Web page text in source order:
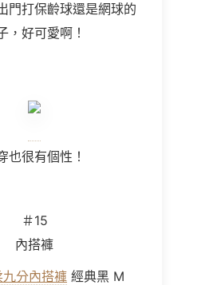
門打保齡球還是網球的
，好可愛啊！
也很有個性！
＃15
內搭褲
分內搭褲 經典黑 M